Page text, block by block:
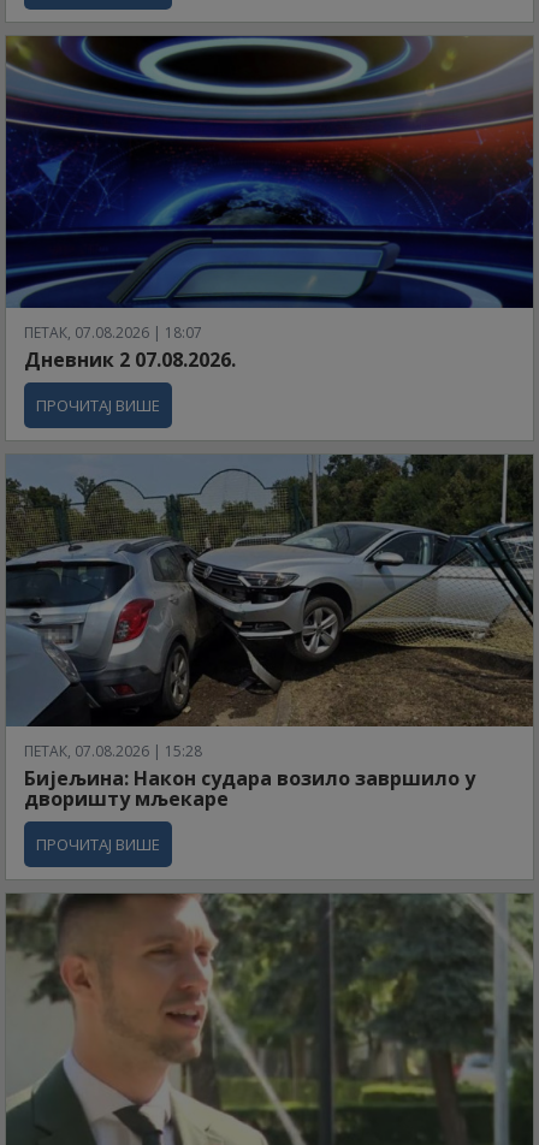
ПЕТАК, 07.08.2026 | 18:07
Дневник 2 07.08.2026.
ПРОЧИТАЈ ВИШЕ
ПЕТАК, 07.08.2026 | 15:28
Бијељина: Након судара возило завршило у
дворишту мљекаре
ПРОЧИТАЈ ВИШЕ